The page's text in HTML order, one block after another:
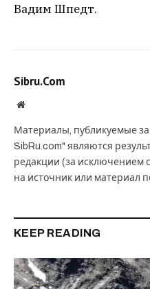
Вадим Шпедт.
Sibru.Com
Website
Материалы, публикуемые
SibRu.com" являются
редакции (за исключением
на источник или материал
KEEP READING